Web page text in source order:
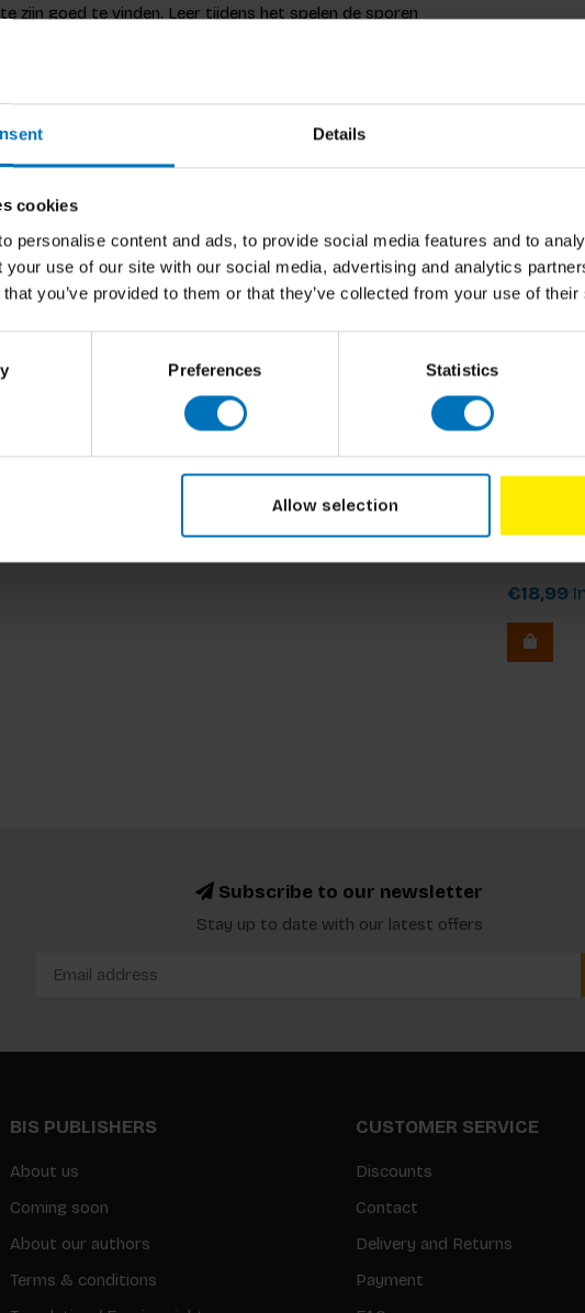
Details
cookies
personalise content and ads, to provide social media features and to
your use of our site with our social media, advertising and analytics
you’ve provided to them or that they’ve collected from your use of
Preferences Statistics
Allow selection
zijn goed te vinden. Leer tijdens het spelen de sporen
specializing in watercolor. He has illustrated
Match a Track, and Pick a Flower, bringing joy and
Related
Bomen
€18,99
Subscribe to our newsletter
Stay up to date with our latest offers
BIS PUBLISHERS
About us
Coming soon
About our authors
Terms & conditions
CUSTOMER SERVICE
Discounts
Contact
Delivery and Returns
Payment